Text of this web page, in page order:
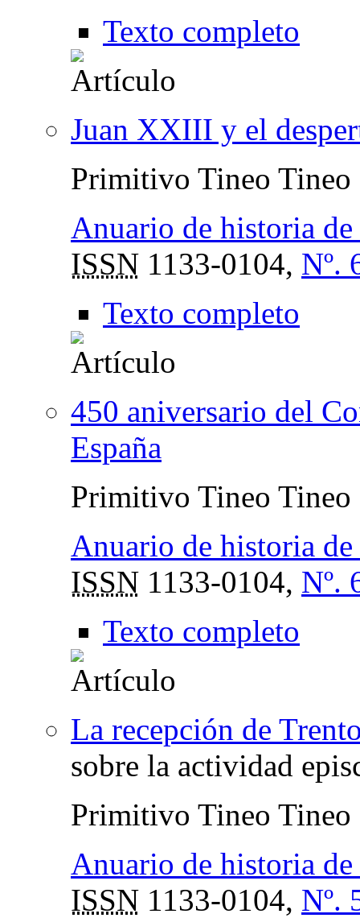
Texto completo
Juan XXIII y el
Primitivo Tineo Tineo
Anuario de historia
ISSN 1133-0104, Nº.
Texto completo
450 aniversario del
España
Primitivo Tineo Tineo
Anuario de historia
ISSN 1133-0104, Nº.
Texto completo
La recepción de
sobre la actividad
Primitivo Tineo Tineo
Anuario de historia
ISSN 1133-0104, Nº.